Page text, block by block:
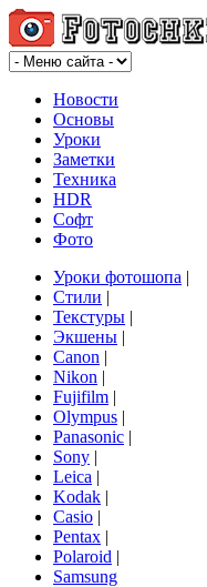
Новости
Основы
Уроки
Заметки
Техника
HDR
Софт
Фото
Уроки фотошопа |
Стили |
Текстуры |
Экшены |
Canon |
Nikon |
Fujifilm |
Olympus |
Panasonic |
Sony |
Leica |
Kodak |
Casio |
Pentax |
Polaroid |
Samsung